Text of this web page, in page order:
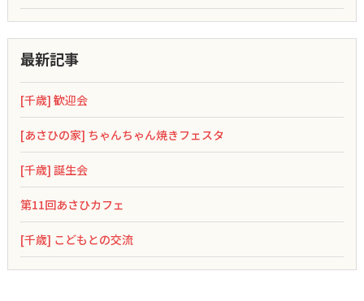
最新記事
[千歳] 歓迎会
[あさひの家] ちゃんちゃん焼きフェスタ
[千歳] 誕生会
第11回あさひカフェ
[千歳] こどもとの交流